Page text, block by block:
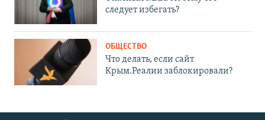
следует избегать?
ОБЩЕСТВО
Что делать, если сайт
Крым.Реалии заблокировали?